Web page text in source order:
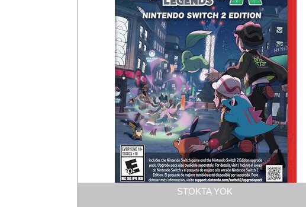
STOKTA YOK